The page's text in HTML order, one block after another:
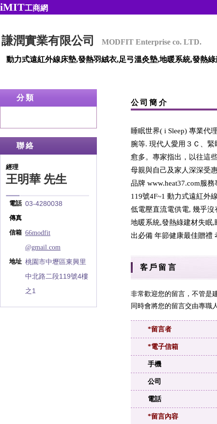
iMIT工商網
謙潤實業有限公司 MODFIT Enterprise co. LTD.
動力式遠紅外線床墊,發熱羽絨衣,足弓溫灸墊,地暖系統,發熱
分類
聯絡
經理
王明華 先生
電話 03-4280038
傳真
信箱 66modfit
@gmail.com
地址 桃園市中壢區東興里
中北路二段119號4樓
之1
公司簡介
睡眠世界( i Sleep) 專業代
腕等. 現代人愛用３Ｃ、
愈多。專家指出，以往這
母親與自己及家人深深受
品牌 www.heat37.com服
119號4F~1 動力式遠紅外
低電壓直流電供電, 幾乎
地暖系統,發熱綠建材失眠
出必備 年節健康最佳贈禮
客戶留言
非常歡迎您的留言，不管是
同時會將您的留言交由專職
*留言者
*電子信箱
手機
公司
電話
*留言內容